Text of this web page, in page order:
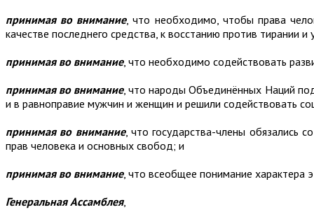
принимая во внимание, что необходимо, чтобы права
качестве последнего средства, к восстанию против тирании и
принимая во внимание, что необходимо содействовать
принимая во внимание, что народы Объединённых Наций
и в равноправие мужчин и женщин и решили содействовать
принимая во внимание, что государства-члены обязались
прав человека и основных свобод; и
принимая во внимание, что всеобщее понимание характера
Генеральная Ассамблея,